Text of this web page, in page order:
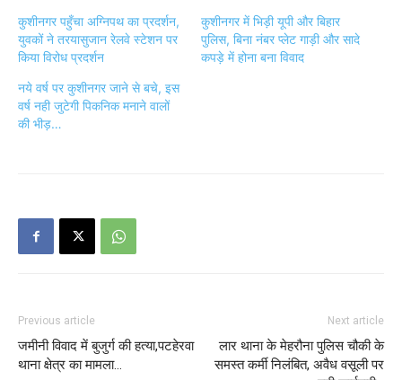
कुशीनगर पहुँचा अग्निपथ का प्रदर्शन,
युवकों ने तरयासुजान रेलवे स्टेशन पर
किया विरोध प्रदर्शन
कुशीनगर में भिड़ी यूपी और बिहार
पुलिस, बिना नंबर प्लेट गाड़ी और सादे
कपड़े में होना बना विवाद
नये वर्ष पर कुशीनगर जाने से बचे, इस
वर्ष नही जुटेगी पिकनिक मनाने वालों
की भीड़…
Previous article
जमीनी विवाद में बुजुर्ग की हत्या,पटहेरवा
थाना क्षेत्र का मामला…
Next article
लार थाना के मेहरौना पुलिस चौकी के
समस्त कर्मी निलंबित, अवैध वसूली पर